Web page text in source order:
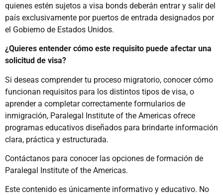
quienes estén sujetos a visa bonds deberán entrar y salir del
país exclusivamente por puertos de entrada designados por
el Gobierno de Estados Unidos.
¿Quieres entender cómo este requisito puede afectar una
solicitud de visa?
Si deseas comprender tu proceso migratorio, conocer cómo
funcionan requisitos para los distintos tipos de visa, o
aprender a completar correctamente formularios de
inmigración, Paralegal Institute of the Americas ofrece
programas educativos diseñados para brindarte información
clara, práctica y estructurada.
Contáctanos para conocer las opciones de formación de
Paralegal Institute of the Americas.
Este contenido es únicamente informativo y educativo. No